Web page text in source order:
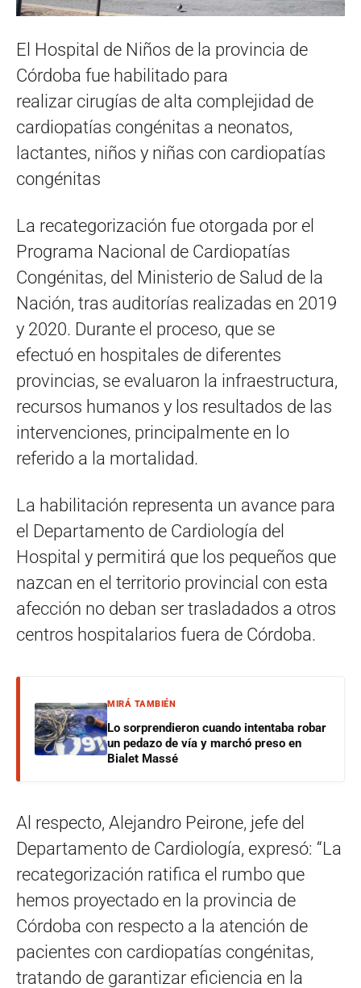
El Hospital de Niños de la provincia de
Córdoba fue habilitado para
realizar cirugías de alta complejidad de
cardiopatías congénitas a neonatos,
lactantes, niños y niñas con cardiopatías
congénitas
La recategorización fue otorgada por el
Programa Nacional de Cardiopatías
Congénitas, del Ministerio de Salud de la
Nación, tras auditorías realizadas en 2019
y 2020. Durante el proceso, que se
efectuó en hospitales de diferentes
provincias, se evaluaron la infraestructura,
recursos humanos y los resultados de las
intervenciones, principalmente en lo
referido a la mortalidad.
La habilitación representa un avance para
el Departamento de Cardiología del
Hospital y permitirá que los pequeños que
nazcan en el territorio provincial con esta
afección no deban ser trasladados a otros
centros hospitalarios fuera de Córdoba.
MIRÁ TAMBIÉN
Lo sorprendieron cuando intentaba robar
un pedazo de vía y marchó preso en
Bialet Massé
Al respecto, Alejandro Peirone, jefe del
Departamento de Cardiología, expresó: “La
recategorización ratifica el rumbo que
hemos proyectado en la provincia de
Córdoba con respecto a la atención de
pacientes con cardiopatías congénitas,
tratando de garantizar eficiencia en la